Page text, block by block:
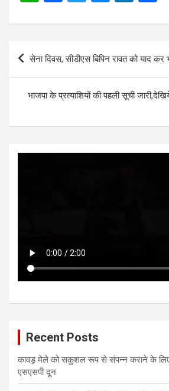
at
s
A
p
p
ce
b
o
o
k
tt
er
se
g
er
ke
dI
n
Post
navigation
सेना दिवस, सीडीएस बिपिन रावत को याद कर
भाजपा के प्रत्याशियों की पहली सूची
Recent Posts
कावड़ मेले को सकुशल रूप से संपन्न कराने के
एसएसपी दून